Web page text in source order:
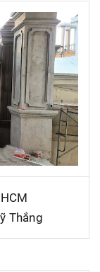
Thắng